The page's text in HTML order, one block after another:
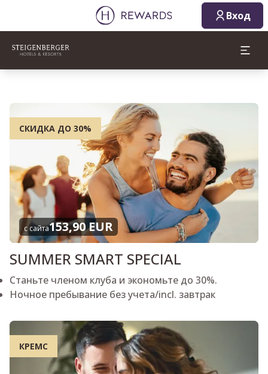
Вход
СКИДКА ДО 30%
с сайта153,90 EUR
SUMMER SMART SPECIAL
Станьте членом клуба и экономьте до 30%.
Ночное пребывание без учета/incl. завтрак
КРЕМС